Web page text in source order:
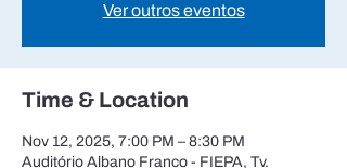
Ver outros eventos
Time & Location
Nov 12, 2025, 7:00 PM – 8:30 PM
Auditório Albano Franco - FIEPA, Tv.